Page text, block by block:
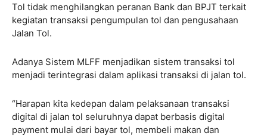
Tol tidak menghilangkan peranan Bank dan BPJT terkait
kegiatan transaksi pengumpulan tol dan pengusahaan
Jalan Tol.
Adanya Sistem MLFF menjadikan sistem transaksi tol
menjadi terintegrasi dalam aplikasi transaksi di jalan tol.
“Harapan kita kedepan dalam pelaksanaan transaksi
digital di jalan tol seluruhnya dapat berbasis digital
payment mulai dari bayar tol, membeli makan dan